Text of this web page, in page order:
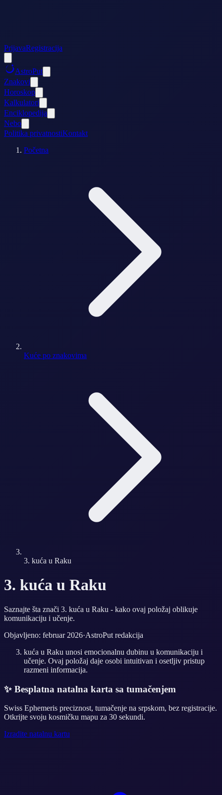
PrijavaRegistracija
AstroPut
Znakovi
Horoskop
Kalkulatori
Enciklopedija
Nebo
Politika privatnostiKontakt
Početna
Kuće po znakovima
3. kuća u Raku
3. kuća u Raku
Saznajte šta znači 3. kuća u Raku - kako ovaj položaj oblikuje
komunikaciju i učenje.
Objavljeno: februar 2026·AstroPut redakcija
kuća u Raku unosi emocionalnu dubinu u komunikaciju i
učenje. Ovaj položaj daje osobi intuitivan i osetljiv pristup
razmeni informacija.
✨ Besplatna natalna karta sa tumačenjem
Swiss Ephemeris preciznost, tumačenje na srpskom, bez registracije.
Otkrijte svoju kosmičku mapu za 30 sekundi.
Izradite natalnu kartu